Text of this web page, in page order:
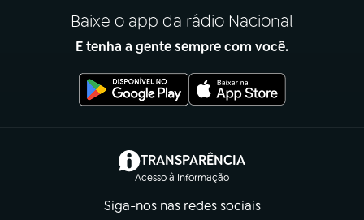
Baixe o app da rádio Nacional
E tenha a gente sempre com você.
TRANSPARÊNCIA
Acesso à Informação
(abre em nova aba)
Siga-nos nas redes sociais